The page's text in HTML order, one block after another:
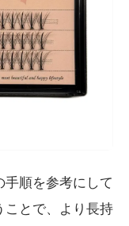
順を参考にして
ことで、より長持